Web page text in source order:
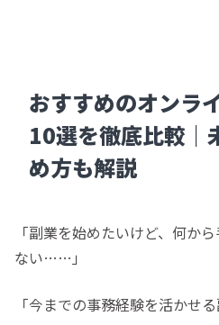
おすすめのオンラ
10選を徹底比較｜
め方も解説
「副業を始めたいけど、何か
ない……」
「今までの事務経験を活かせ